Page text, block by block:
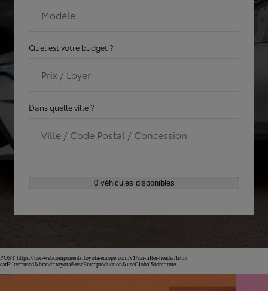
Modèle
Quel est votre budget ?
Prix / Loyer
Dans quelle ville ?
Ville / Code Postal / Concession
0 véhicules disponibles
POST https://usc-webcomponents.toyota-europe.com/v1/car-filter-header/fr/fr?
carFilter=used&brand=toyota&uscEnv=production&useGlobalStore=true